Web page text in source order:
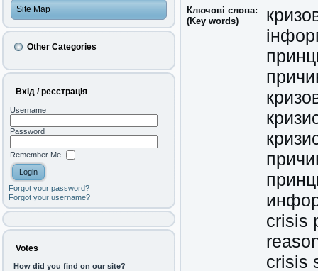
Site Map
Other Categories
Вхід / реєстрація
Username
Password
Remember Me
Forgot your password?
Forgot your username?
Votes
How did you find on our site?
Ключові слова:
(Key words)
crisis
crisis